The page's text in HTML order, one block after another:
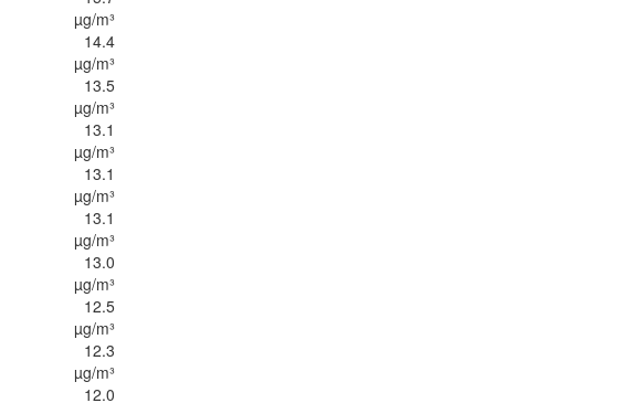
µg/m³
14.4
µg/m³
13.5
µg/m³
13.1
µg/m³
13.1
µg/m³
13.1
µg/m³
13.0
µg/m³
12.5
µg/m³
12.3
µg/m³
12.0